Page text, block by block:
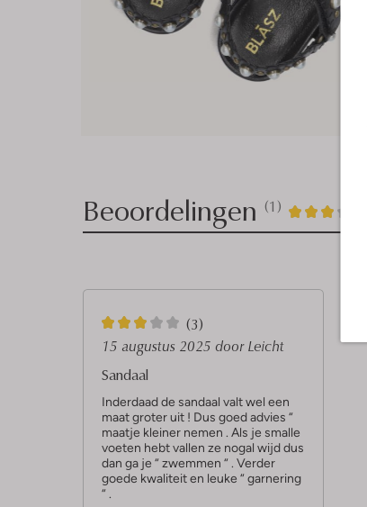
Beoordelingen (1) 1
3
3
S
t
e
r
r
e
n
(3)
15 augustus 2025 door Leicht
Sandaal
Inderdaad de sandaal valt wel een
maat groter uit ! Dus goed advies “
maatje kleiner nemen . Als je smalle
voeten hebt vallen ze nogal wijd dus
dan ga je “ zwemmen “ . Verder
goede kwaliteit en leuke “ garnering
“ .